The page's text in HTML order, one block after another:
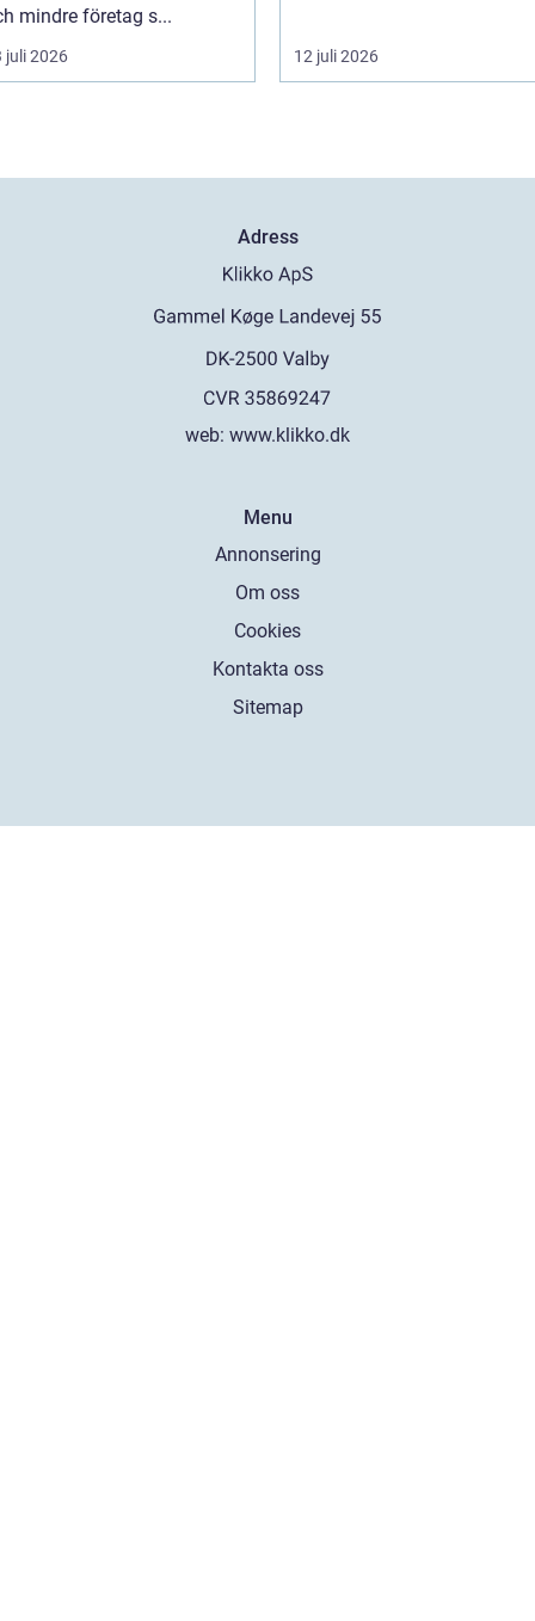
mindre företag s...
juli 2026 12 juli 2026
Adress
web: www.klikko.dk
Menu
Annonsering
Om oss
Cookies
Kontakta oss
Sitemap